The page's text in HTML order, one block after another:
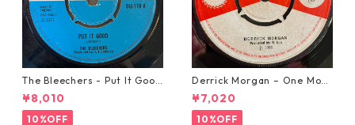
The Bleechers - Put It Good
【7-21637】
¥8,010
10%OFF
Derrick Morgan – One Morn
ing In May【7-21653】
¥7,020
10%OFF